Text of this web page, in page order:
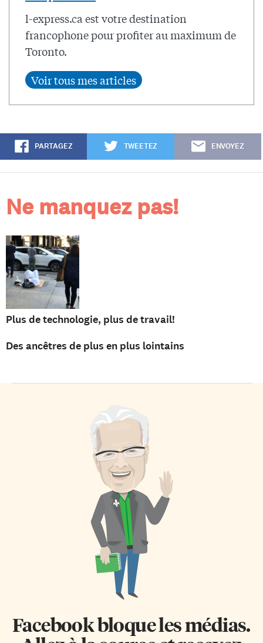
l-express.ca est votre destination
francophone pour profiter au maximum de
Toronto.
PARTAGEZ TWEETEZ ENVOYEZ
Ne manquez pas!
Plus de technologie, plus de travail!
Des ancêtres de plus en plus lointains
Facebook bloque les médias.